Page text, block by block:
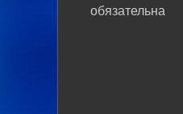
обязательна